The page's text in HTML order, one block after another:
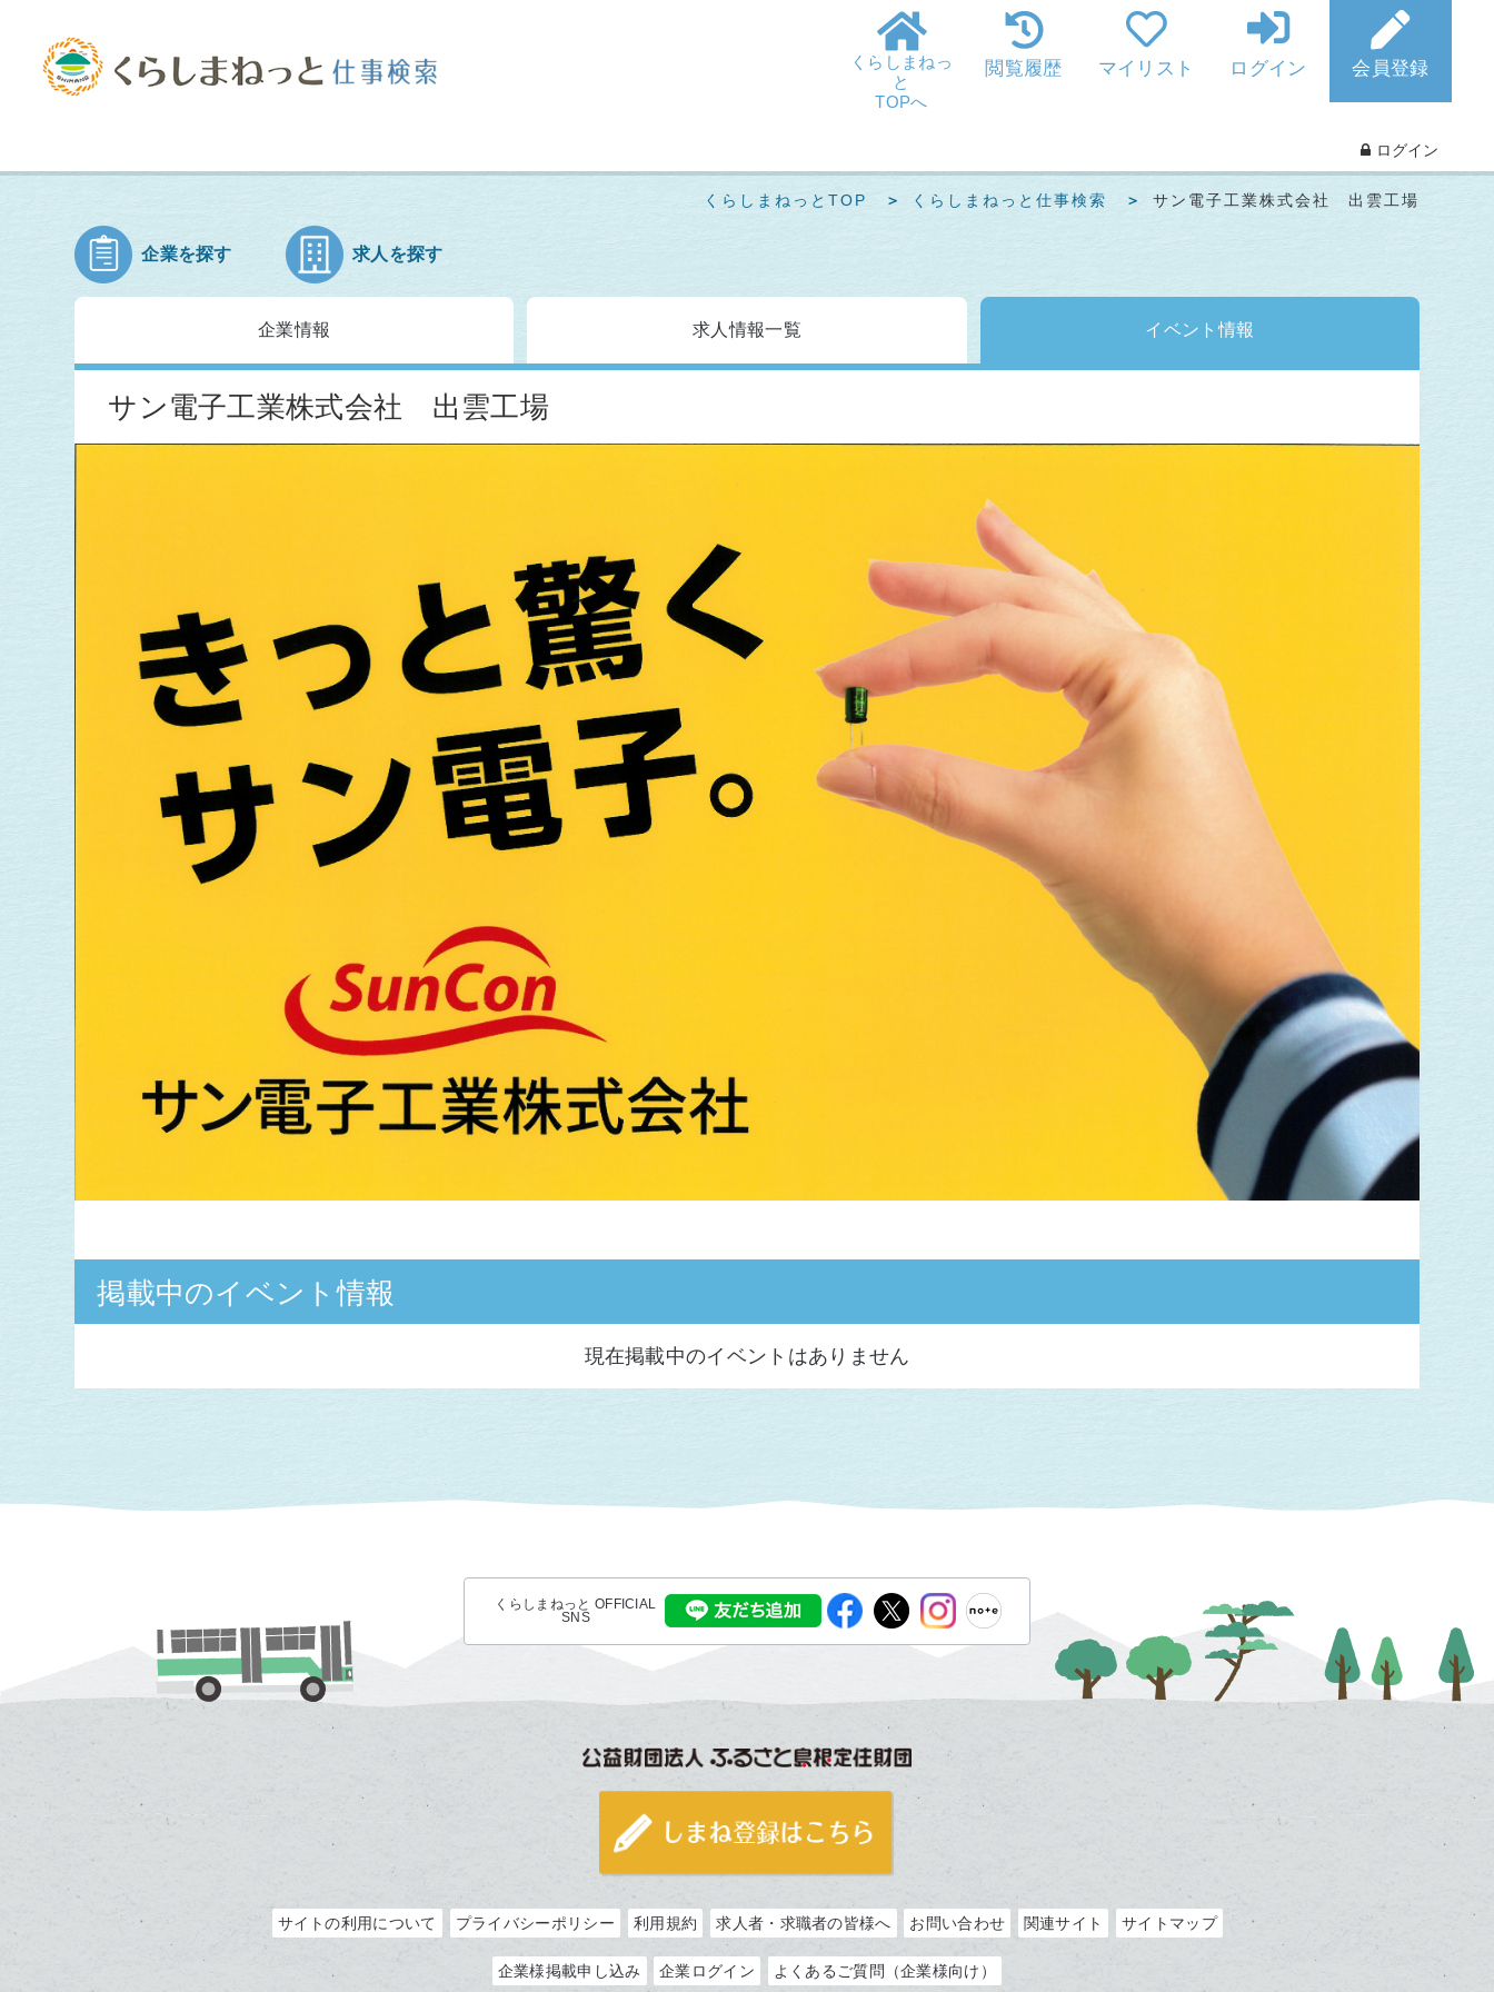
くらしまねっ
と
TOPへ
閲覧履歴 マイリスト ログイン 会員登録
ログイン
くらしまねっとTOP くらしまねっと仕事検索 サン電子工業株式会社 出雲工場
企業を探す 求人を探す
企業情報 求人情報一覧 イベント情報
サン電子工業株式会社 出雲工場
掲載中のイベント情報
現在掲載中のイベントはありません
くらしまねっと OFFICIAL
SNS
サイトの利用について プライバシーポリシー 利用規約 求人者・求職者の皆様へ お問い合わせ 関連サイト サイトマップ
企業様掲載申し込み 企業ログイン よくあるご質問（企業様向け）